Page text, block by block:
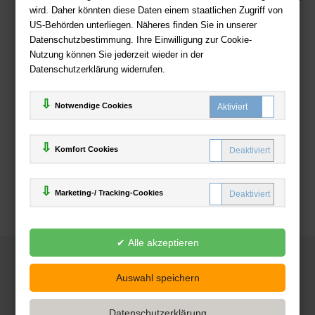
wird. Daher könnten diese Daten einem staatlichen Zugriff von
US-Behörden unterliegen. Näheres finden Sie in unserer
Datenschutzbestimmung. Ihre Einwilligung zur Cookie-
Nutzung können Sie jederzeit wieder in der
Datenschutzerklärung widerrufen.
Notwendige Cookies
Komfort Cookies
Marketing-/ Tracking-Cookies
Zahlweisen
Deutsche-Buchhandlung.de
www.deutsche-buchhandlung.de ist ein Angebot der
Handelsgesellschaft mbH
Powered by Inooga